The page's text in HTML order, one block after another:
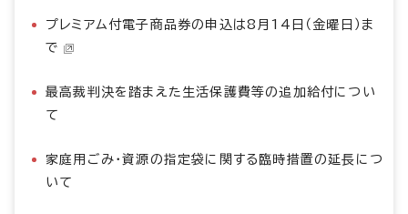
プレミアム付電子商品券の申込は8月14日（金曜日）ま
で
最高裁判決を踏まえた生活保護費等の追加給付につい
て
家庭用ごみ・資源の指定袋に関する臨時措置の延長につ
いて